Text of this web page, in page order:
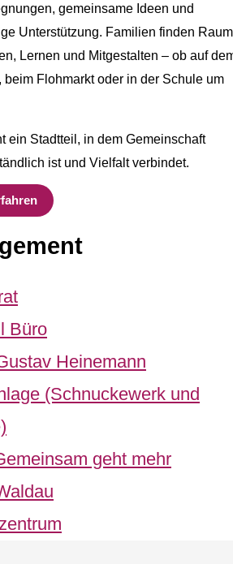
gemeinsame Ideen und
Unterstützung. Familien finden Raum
Lernen und Mitgestalten – ob auf
beim Flohmarkt oder in der Schule um
ein Stadtteil, in dem Gemeinschaft
ist und Vielfalt verbindet.
Büro
Heinemann
(Schnuckewerk und
geht mehr